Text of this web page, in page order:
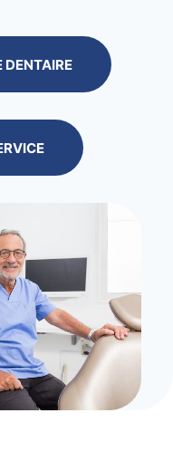
DENTAIRE